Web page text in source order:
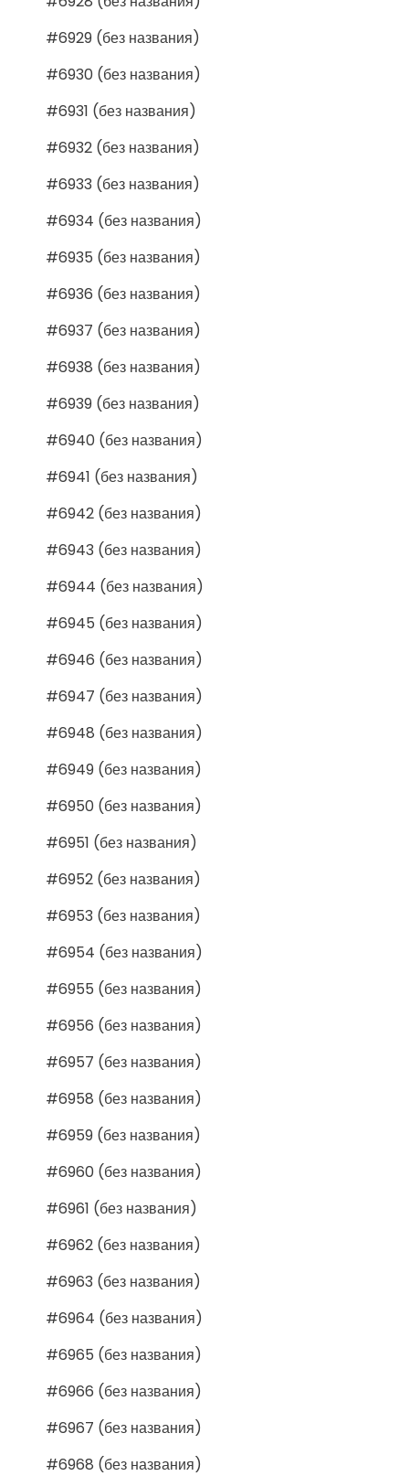
#6929 (без названия)
#6930 (без названия)
#6931 (без названия)
#6932 (без названия)
#6933 (без названия)
#6934 (без названия)
#6935 (без названия)
#6936 (без названия)
#6937 (без названия)
#6938 (без названия)
#6939 (без названия)
#6940 (без названия)
#6941 (без названия)
#6942 (без названия)
#6943 (без названия)
#6944 (без названия)
#6945 (без названия)
#6946 (без названия)
#6947 (без названия)
#6948 (без названия)
#6949 (без названия)
#6950 (без названия)
#6951 (без названия)
#6952 (без названия)
#6953 (без названия)
#6954 (без названия)
#6955 (без названия)
#6956 (без названия)
#6957 (без названия)
#6958 (без названия)
#6959 (без названия)
#6960 (без названия)
#6961 (без названия)
#6962 (без названия)
#6963 (без названия)
#6964 (без названия)
#6965 (без названия)
#6966 (без названия)
#6967 (без названия)
#6968 (без названия)